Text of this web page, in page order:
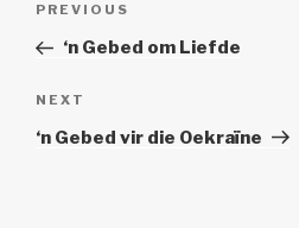
Previous
Post
PREVIOUS
‘n Gebed om Liefde
Next
Post
NEXT
‘n Gebed vir die Oekraïne